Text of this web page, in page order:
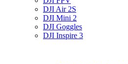
DJI Air 2S
DJI Mini 2
DJI Goggles
DJI Inspire 3